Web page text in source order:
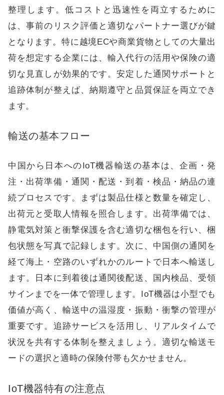
整理します。低コストと迅速性を両立するために
は、事前のリスク評価と適切なパートナー選びが鍵
となります。特に越境ECや商業貨物としての大量出
荷を想定する企業には、輸入代行の活用や保険の適
切な見直しが効果的です。安定した通関サポートと
追跡体制が整えば、納期遵守と品質保証を両立でき
ます。
輸送の基本フロー
中国から日本へのIoT機器輸送の基本は、企画・発
注・出荷準備・通関・配送・到着・検品・納品の連
続プロセスです。まずは製品仕様と数量を確定し、
出荷元と受取人情報を照合します。出荷準備では、
静電気対策と衝撃保護を含む適切な梱包を行い、梱
包状態を写真で記録します。次に、中国側の通関を
経て海上・空路のいずれかのルートで日本へ輸送し
ます。日本に到着後は通関後配送、国内検品、受領
サインまでを一体で管理します。IoT機器は小型でも
価値が高く、輸送中の温湿度・振動・衝撃の管理が
重要です。追跡サービスを活用し、リアルタイムで
状況を共有する体制を整えましょう。適切な輸送モ
ードの選択と適時の保険付帯も欠かせません。
IoT機器特有の注意点